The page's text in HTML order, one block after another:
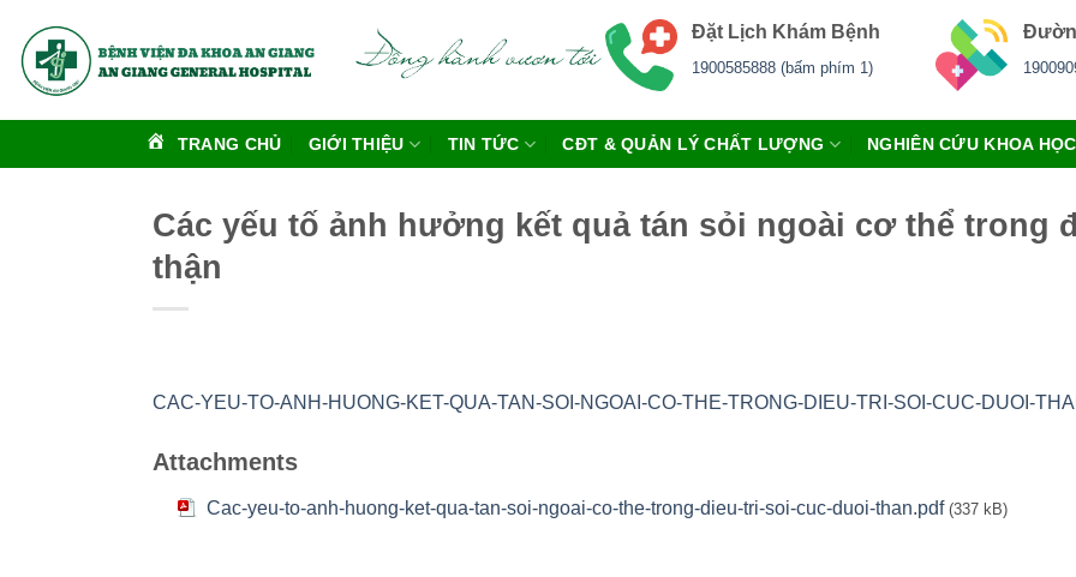
qua
nội
Đặt Lịch Khám Bệnh
1900585888 (bấm phím 1)
TRANG CHỦ GIỚI THIỆU TIN TỨC CĐT & QUẢN LÝ CHẤT LƯỢNG NGHIÊN CỨU KHOA HỌC
Các yếu tố ảnh hưởng kết quả tán sỏi ngoài cơ thể trong
thận
CAC-YEU-TO-ANH-HUONG-KET-QUA-TAN-SOI-NGOAI-CO-THE-TRONG-DIEU-TRI-SOI-CUC-DUOI-
Attachments
Cac-yeu-to-anh-huong-ket-qua-tan-soi-ngoai-co-the-trong-dieu-tri-soi-cuc-duoi-than.pdf (337 kB)